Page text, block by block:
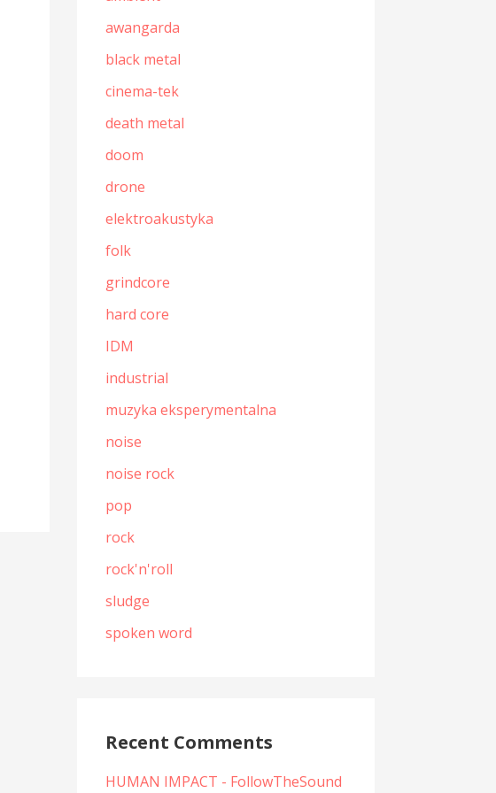
awangarda
black metal
cinema-tek
death metal
doom
drone
elektroakustyka
folk
grindcore
hard core
IDM
industrial
muzyka eksperymentalna
noise
noise rock
pop
rock
rock'n'roll
sludge
spoken word
Recent Comments
HUMAN IMPACT - FollowTheSound